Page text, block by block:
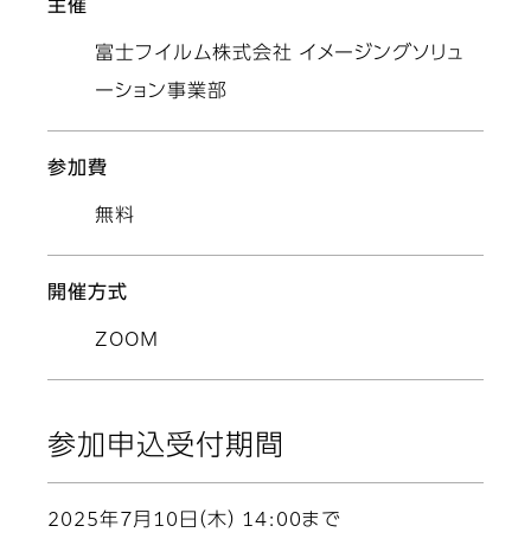
主催
富士フイルム株式会社 イメージングソリュ
ーション事業部
参加費
無料
開催方式
ZOOM
参加申込受付期間
2025年7月10日（木） 14:00まで